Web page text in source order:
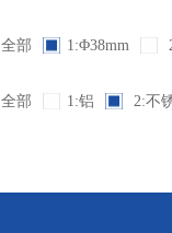
全部 1:Φ38mm
全部 1:铝 2:不